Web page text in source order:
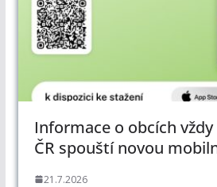
Informace o obcích vždy
ČR spouští novou
21.7.2026